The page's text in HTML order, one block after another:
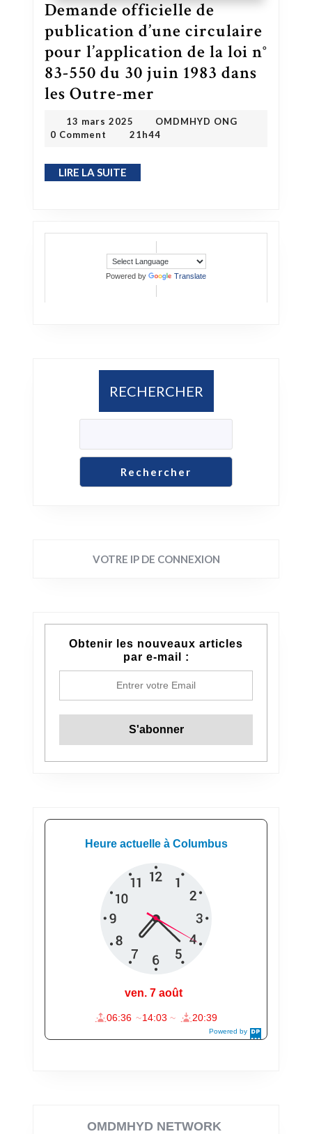
Demande officielle de
publication d’une circulaire
pour l’application de la loi n°
83-550 du 30 juin 1983 dans
les Outre-mer
13 mars 2025 13 mars 2025OMDMHYD ONG
0 Comment
21h44
LIRE LA SUITE
Powered by Translate
RECHERCHER
Rechercher
VOTRE IP DE CONNEXION
Obtenir les nouveaux articles
par e-mail :
OMDMHYD NETWORK